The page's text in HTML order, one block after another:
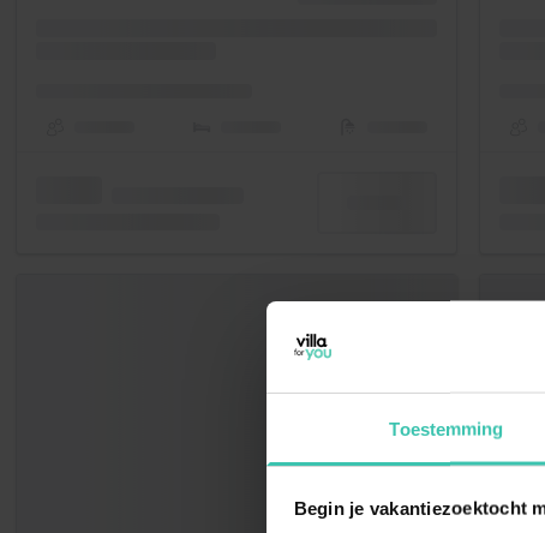
Toestemming
Begin je vakantiezoektocht